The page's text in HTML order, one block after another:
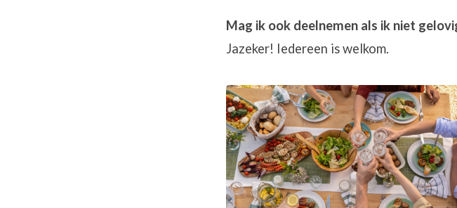
Mag ik ook deelnemen als ik niet
Jazeker! Iedereen is welkom.